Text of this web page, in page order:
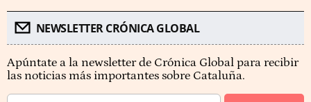
NEWSLETTER CRÓNICA GLOBAL
Apúntate a la newsletter de Crónica Global para recibir
las noticias más importantes sobre Cataluña.